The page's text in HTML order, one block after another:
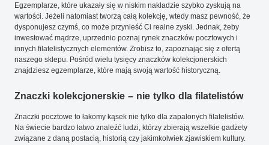
Egzemplarze, które ukazały się w niskim nakładzie szybko zyskują na
wartości. Jeżeli natomiast tworzą całą kolekcję, wtedy masz pewność, że
dysponujesz czymś, co może przynieść Ci realne zyski. Jednak, żeby
inwestować mądrze, uprzednio poznaj rynek znaczków pocztowych i
innych filatelistycznych elementów. Zrobisz to, zapoznając się z ofertą
naszego sklepu. Pośród wielu tysięcy znaczków kolekcjonerskich
znajdziesz egzemplarze, które mają swoją wartość historyczną.
Znaczki kolekcjonerskie – nie tylko dla filatelistów
Znaczki pocztowe to łakomy kąsek nie tylko dla zapalonych filatelistów.
Na świecie bardzo łatwo znaleźć ludzi, którzy zbierają wszelkie gadżety
związane z daną postacią, historią czy jakimkolwiek zjawiskiem kultury.